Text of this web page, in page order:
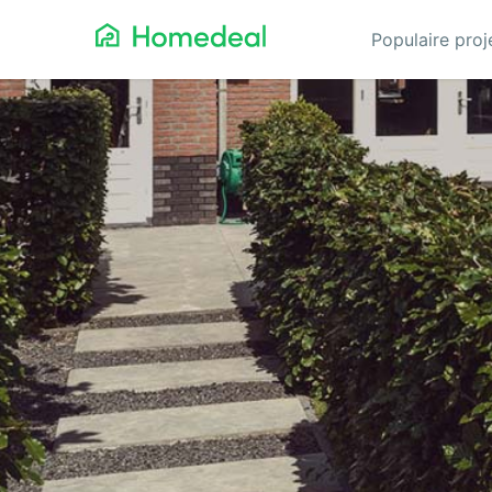
Populaire
Aannemer
Airco
Alarmsystemen
Architect
Asbest
Bestrating